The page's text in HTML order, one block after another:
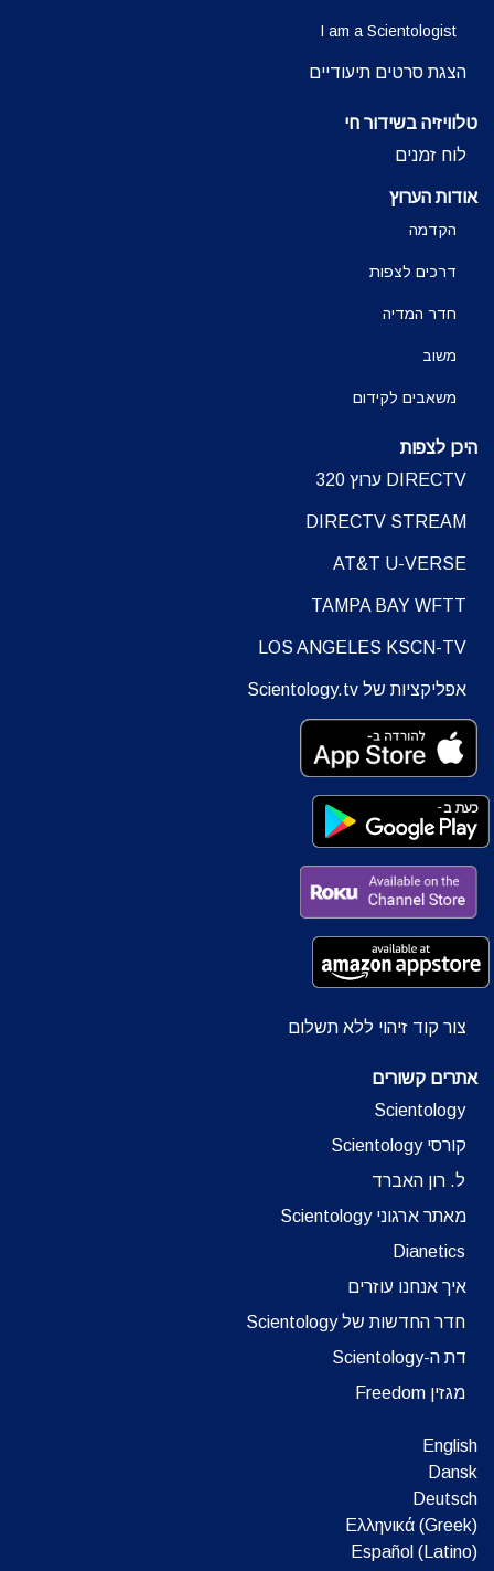
I am a Scientologist
הצגת סרטים תיעודיים
טלוויזיה בשידור חי
לוח זמנים
אודות הערוץ
הקדמה
דרכים לצפות
חדר המדיה
משוב
משאבים לקידום
היכן לצפות
DIRECTV ערוץ 320
DIRECTV STREAM
AT&T U-VERSE
TAMPA BAY WFTT
LOS ANGELES KSCN-TV
אפליקציות של Scientology.tv
צור קוד זיהוי ללא תשלום
אתרים קשורים
Scientology
קורסי Scientology
ל. רון האברד
מאתר ארגוני Scientology
Dianetics
איך אנחנו עוזרים
חדר החדשות של Scientology
דת ה-Scientology
מגזין Freedom
English
Dansk
Deutsch
Ελληνικά (Greek)
Español (Latino)